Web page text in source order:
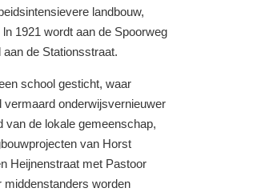
landbouw,
ln 1921 wordt aan de Spoorweg
aan de Stationsstraat.
school gesticht, waar
vermaard onderwijsvernieuwer
van de lokale gemeenschap,
van Horst
Heijnenstraat met Pastoor
middenstanders worden